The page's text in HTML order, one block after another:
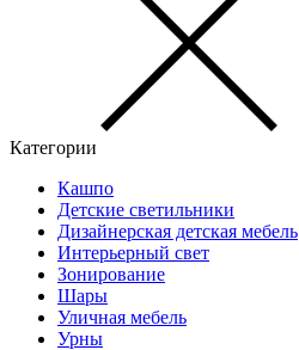
Категории
Кашпо
Детские светильники
Дизайнерская детская мебель
Интерьерный свет
Зонирование
Шары
Уличная мебель
Урны